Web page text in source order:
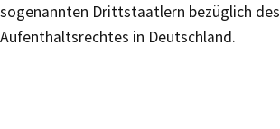
sogenannten Drittstaatlern bezüglich des
Aufenthaltsrechtes in Deutschland.